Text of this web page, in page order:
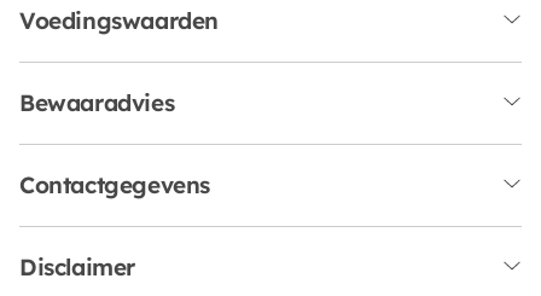
Voedingswaarden
Bewaaradvies
Contactgegevens
Disclaimer